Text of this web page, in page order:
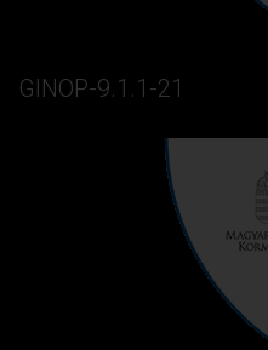
GINOP-9.1.1-21